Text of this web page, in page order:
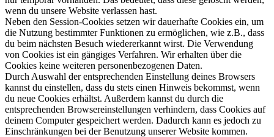
wenn du unsere Website verlassen hast.
Neben den Session-Cookies setzen wir dauerhafte Cookies ein, um
die Nutzung bestimmter Funktionen zu ermöglichen, wie z.B., dass
du beim nächsten Besuch wiedererkannt wirst. Die Verwendung
von Cookies ist ein gängiges Verfahren. Wir erhalten über die
Cookies keine weiteren personenbezogenen Daten.
Durch Auswahl der entsprechenden Einstellung deines Browsers
kannst du einstellen, dass du stets einen Hinweis bekommst, wenn
du neue Cookies erhältst. Außerdem kannst du durch die
entsprechenden Browsereinstellungen verhindern, dass Cookies auf
deinem Computer gespeichert werden. Dadurch kann es jedoch zu
Einschränkungen bei der Benutzung unserer Website kommen.